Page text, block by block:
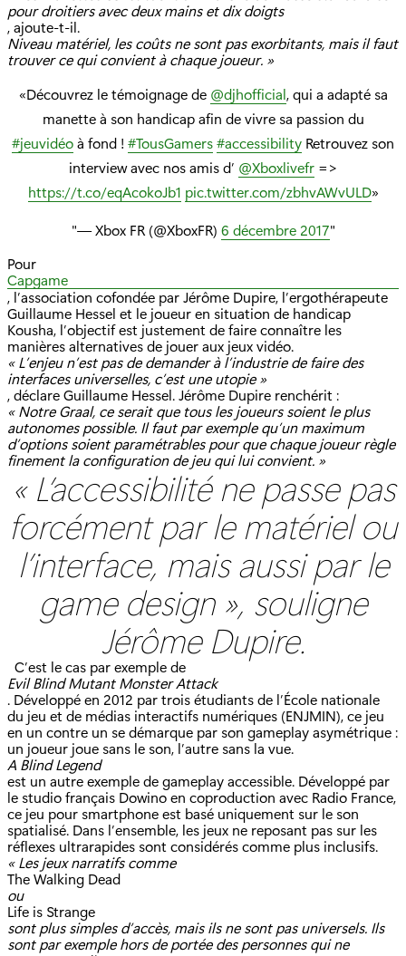
pour droitiers avec deux mains et dix doigts
, ajoute-t-il.
Niveau matériel, les coûts ne sont pas exorbitants, mais il faut
trouver ce qui convient à chaque joueur. »
Découvrez le témoignage de @djhofficial, qui a adapté sa
manette à son handicap afin de vivre sa passion du
#jeuvidéoà fond ! #TousGamers#accessibility Retrouvez son
interview avec nos amis d’ @Xboxlivefr=>
https://t.co/eqAcokoJb1 pic.twitter.com/zbhvAWvULD
— Xbox FR (@XboxFR) 6 décembre 2017
Pour
Capgame
, l’association cofondée par Jérôme Dupire, l’ergothérapeute
Guillaume Hessel et le joueur en situation de handicap
Kousha, l’objectif est justement de faire connaître les
manières alternatives de jouer aux jeux vidéo.
« L’enjeu n’est pas de demander à l’industrie de faire des
interfaces universelles, c’est une utopie »
, déclare Guillaume Hessel. Jérôme Dupire renchérit :
« Notre Graal, ce serait que tous les joueurs soient le plus
autonomes possible. Il faut par exemple qu’un maximum
d’options soient paramétrables pour que chaque joueur règle
finement la configuration de jeu qui lui convient. »
« L’accessibilité ne passe pas
forcément par le matériel ou
l’interface, mais aussi par le
game design », souligne
Jérôme Dupire.
C’est le cas par exemple de
Evil Blind Mutant Monster Attack
. Développé en 2012 par trois étudiants de l’École nationale
du jeu et de médias interactifs numériques (ENJMIN), ce jeu
en un contre un se démarque par son gameplay asymétrique :
un joueur joue sans le son, l’autre sans la vue.
A Blind Legend
est un autre exemple de gameplay accessible. Développé par
le studio français Dowino en coproduction avec Radio France,
ce jeu pour smartphone est basé uniquement sur le son
spatialisé. Dans l’ensemble, les jeux ne reposant pas sur les
réflexes ultrarapides sont considérés comme plus inclusifs.
« Les jeux narratifs comme
The Walking Dead
ou
Life is Strange
sont plus simples d’accès, mais ils ne sont pas universels. Ils
sont par exemple hors de portée des personnes qui ne